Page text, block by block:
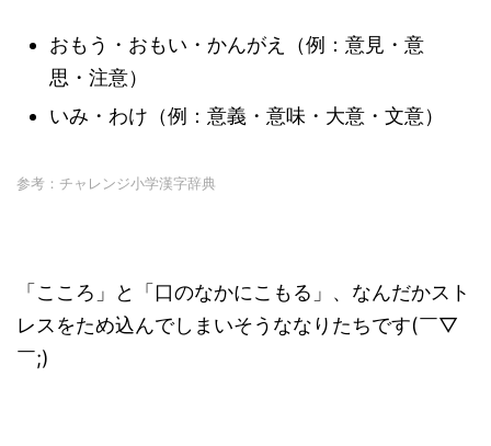
おもう・おもい・かんがえ（例：意見・意
思・注意）
いみ・わけ（例：意義・意味・大意・文意）
参考：チャレンジ小学漢字辞典
「こころ」と「口のなかにこもる」、なんだかスト
レスをため込んでしまいそうななりたちです(￣▽
￣;)